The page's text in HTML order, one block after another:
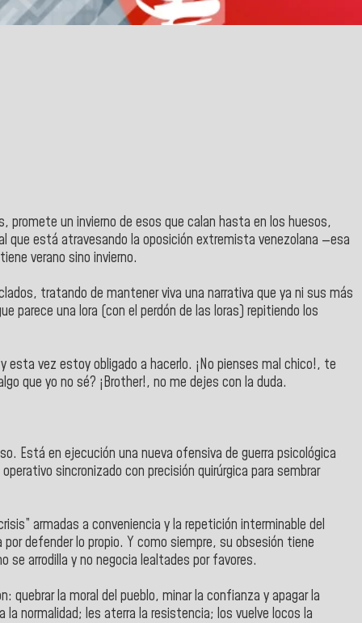
promete un invierno de esos que calan hasta en los huesos,
que está atravesando la oposición extremista venezolana —esa
verano sino invierno.
tratando de mantener viva una narrativa que ya ni sus más
parece una lora (con el perdón de las loras) repitiendo los
vez estoy obligado a hacerlo. ¡No pienses mal chico!, te
que yo no sé? ¡Brother!, no me dejes con la duda.
Está en ejecución una nueva ofensiva de guerra psicológica
sincronizado con precisión quirúrgica para sembrar
armadas a conveniencia y la repetición interminable del
defender lo propio. Y como siempre, su obsesión tiene
arrodilla y no negocia lealtades por favores.
quebrar la moral del pueblo, minar la confianza y apagar la
normalidad; les aterra la resistencia; los vuelve locos la